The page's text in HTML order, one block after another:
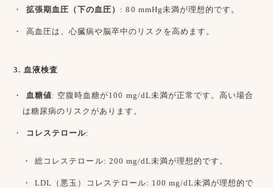
拡張期血圧（下の血圧） : 80 mmHg未満が理想的です。
高血圧は、心臓病や脳卒中のリスクを高めます。
3. 血液検査
血糖値: 空腹時血糖が100 mg/dL未満が正常です。高い場合
は糖尿病のリスクがあります。
コレステロール:
総コレステロール: 200 mg/dL未満が理想的です。
LDL（悪玉）コレステロール: 100 mg/dL未満が理想的で